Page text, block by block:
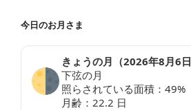
今日のお月さま
きょうの月（2026年8月6日
下弦の月
照らされている面積： 49%
月齢： 22.2 日